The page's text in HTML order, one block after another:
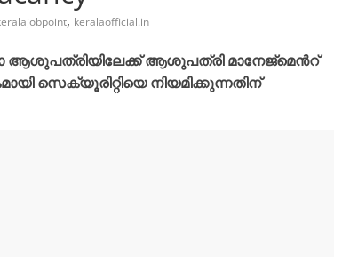
, keralaofficial.in
ആശുപത്രി മാനേജ്മെൻറ്
സെക്യൂരിറ്റിയെ നിയമിക്കുന്നതിന്